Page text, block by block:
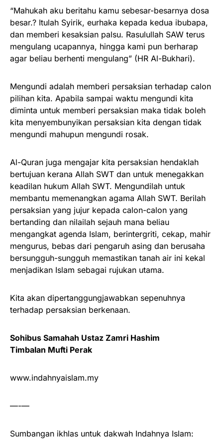
“Mahukah aku beritahu kamu sebesar-besarnya dosa
besar.? Itulah Syirik, eurhaka kepada kedua ibubapa,
dan memberi kesaksian palsu. Rasulullah SAW terus
mengulang ucapannya, hingga kami pun berharap
agar beliau berhenti mengulang” (HR Al-Bukhari).
Mengundi adalah memberi persaksian terhadap calon
pilihan kita. Apabila sampai waktu mengundi kita
diminta untuk memberi persaksian maka tidak boleh
kita menyembunyikan persaksian kita dengan tidak
mengundi mahupun mengundi rosak.
Al-Quran juga mengajar kita persaksian hendaklah
bertujuan kerana Allah SWT dan untuk menegakkan
keadilan hukum Allah SWT. Mengundilah untuk
membantu memenangkan agama Allah SWT. Berilah
persaksian yang jujur kepada calon-calon yang
bertanding dan nilailah sejauh mana beliau
mengangkat agenda Islam, berintergriti, cekap, mahir
mengurus, bebas dari pengaruh asing dan berusaha
bersungguh-sungguh memastikan tanah air ini kekal
menjadikan Islam sebagai rujukan utama.
Kita akan dipertanggungjawabkan sepenuhnya
terhadap persaksian berkenaan.
Sohibus Samahah Ustaz Zamri Hashim
Timbalan Mufti Perak
www.indahnyaislam.my
—-—
Sumbangan ikhlas untuk dakwah Indahnya Islam: